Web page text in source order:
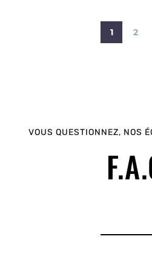
1 2
VOUS QUESTIONNEZ, NOS